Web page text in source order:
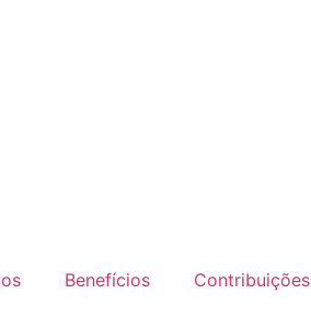
Benefícios Contribuições